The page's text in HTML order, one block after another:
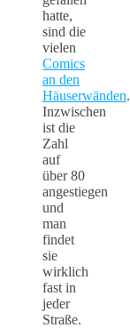
hatte,
sind die
vielen
Comics
an den
Häuserwänden.
Inzwischen
ist die
Zahl
auf
über 80
angestiegen
und
man
findet
sie
wirklich
fast in
jeder
Straße.